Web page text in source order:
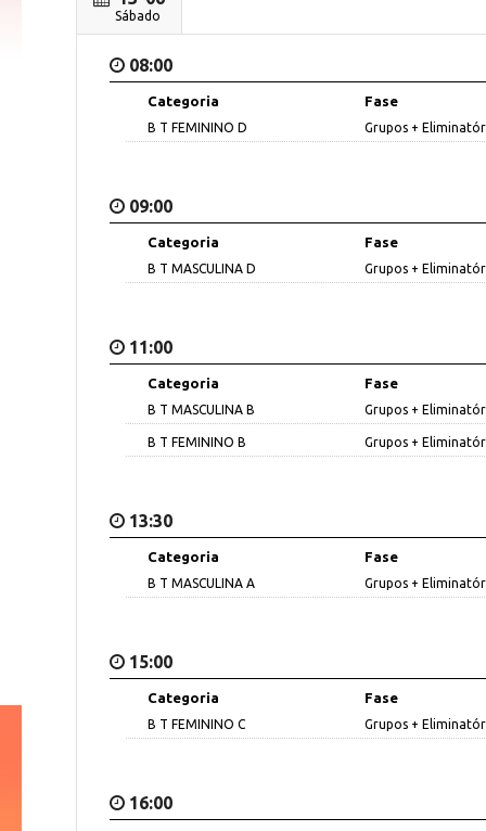
Sábado
08:00
Categoria Fase
B T FEMININO D Grupos +
09:00
Categoria Fase
B T MASCULINA D Grupos +
11:00
Categoria Fase
B T MASCULINA B Grupos +
B T FEMININO B Grupos +
13:30
Categoria Fase
B T MASCULINA A Grupos +
15:00
Categoria Fase
B T FEMININO C Grupos +
16:00